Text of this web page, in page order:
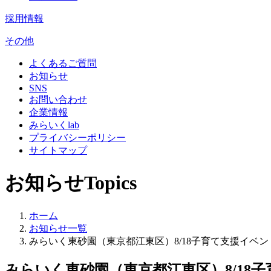
採用情報
その他
よくあるご質問
お知らせ
SNS
お問い合わせ
企業情報
みらいくlab
プライバシーポリシー
サイトマップ
お知らせTopics
ホーム
お知らせ一覧
みらいく東砂園（東京都江東区）8/18子育て支援イベン